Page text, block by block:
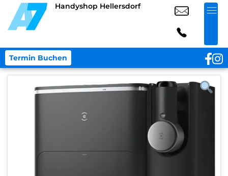
Handyshop Hellersdorf
Termin Buchen